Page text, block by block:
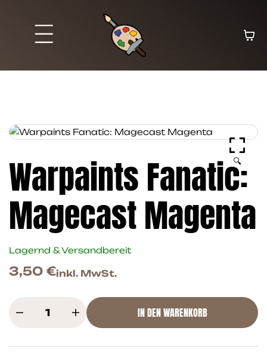
🔍
Warpaints Fanatic:
Magecast Magenta
Lagernd & Versandbereit
3,50 €inkl. MwSt.
IN DEN WARENKORB